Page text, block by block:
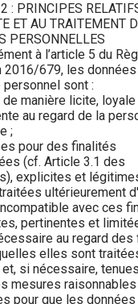
: PRINCIPES
ET AU TRAITEMENT
PERSONNELLES
à l’article 5 du
2016/679, les données
personnel sont :
de manière licite,
au regard de la
;
pour des finalités
(cf. Article 3.1 des
explicites et
ultérieurement
avec ces
pertinentes et
au regard des
elles sont
et, si nécessaire,
mesures
pour que les données